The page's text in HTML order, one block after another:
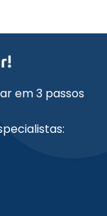
em 3 passos